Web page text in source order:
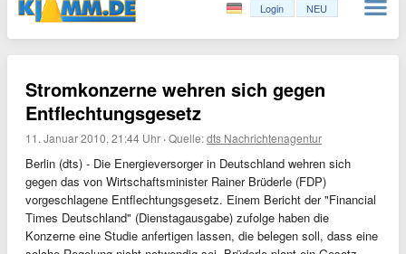
Login NEU
Stromkonzerne wehren sich gegen
Entflechtungsgesetz
11. Januar 2010, 21:44 Uhr ·Quelle:dts Nachrichtenagentur
Berlin (dts) - Die Energieversorger in Deutschland wehren sich
gegen das von Wirtschaftsminister Rainer Brüderle (FDP)
vorgeschlagene Entflechtungsgesetz. Einem Bericht der "Financial
Times Deutschland" (Dienstagausgabe) zufolge haben die
Konzerne eine Studie anfertigen lassen, die belegen soll, dass eine